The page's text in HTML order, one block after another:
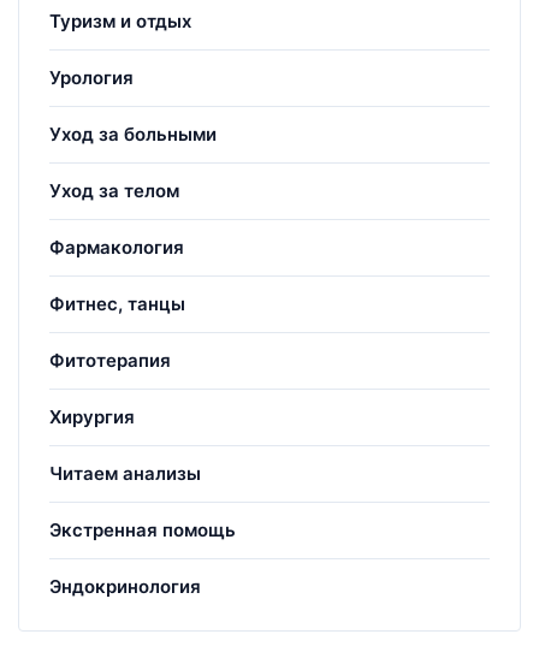
Туризм и отдых
Урология
Уход за больными
Уход за телом
Фармакология
Фитнес, танцы
Фитотерапия
Хирургия
Читаем анализы
Экстренная помощь
Эндокринология